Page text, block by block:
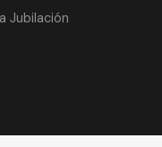
Jubilación